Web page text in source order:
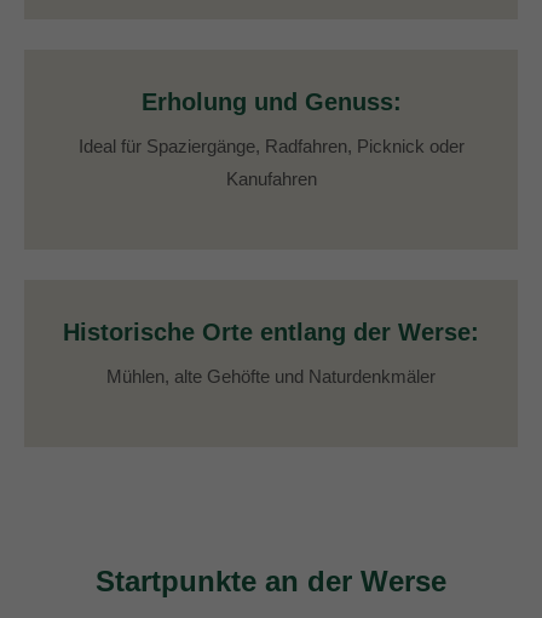
Erholung und Genuss:
Ideal für Spaziergänge, Radfahren, Picknick oder
Kanufahren
Historische Orte entlang der Werse:
Mühlen, alte Gehöfte und Naturdenkmäler
Startpunkte an der Werse